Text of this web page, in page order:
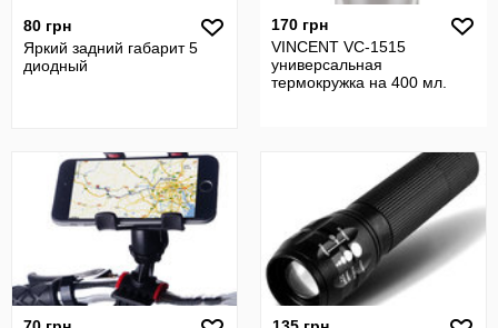
80 грн
Яркий задний габарит 5
диодный
170 грн
VINCENT VC-1515
универсальная
термокружка на 400 мл.